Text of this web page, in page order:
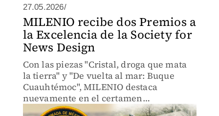
27.05.2026/
MILENIO recibe dos Premios a
la Excelencia de la Society for
News Design
Con las piezas "Cristal, droga que mata
la tierra" y "De vuelta al mar: Buque
Cuauhtémoc", MILENIO destaca
nuevamente en el certamen
internacional de narrativa visual.